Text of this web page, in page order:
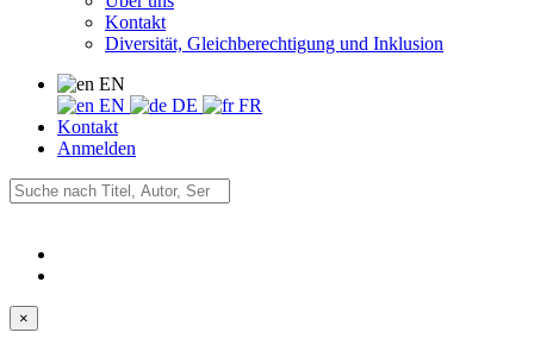
Kontakt
Diversität, Gleichberechtigung und Inklusion
EN
EN
DE
FR
Kontakt
Anmelden
×